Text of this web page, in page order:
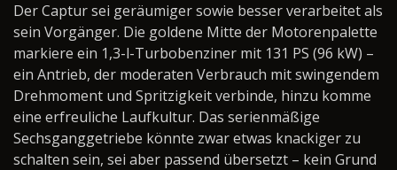
Der Captur sei geräumiger sowie besser verarbeitet als
sein Vorgänger. Die goldene Mitte der Motorenpalette
markiere ein 1,3-l-Turbobenziner mit 131 PS (96 kW) –
ein Antrieb, der moderaten Verbrauch mit swingendem
Drehmoment und Spritzigkeit verbinde, hinzu komme
eine erfreuliche Laufkultur. Das serienmäßige
Sechsganggetriebe könnte zwar etwas knackiger zu
schalten sein, sei aber passend übersetzt – kein Grund